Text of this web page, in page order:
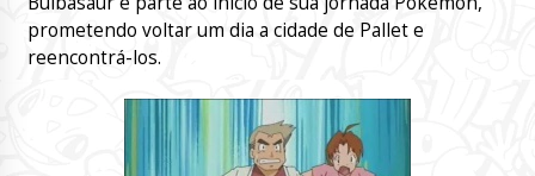
prometendo voltar um dia a cidade de Pallet e
reencontrá-los.